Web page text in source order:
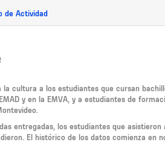
de Actividad
cultura a los estudiantes que cursan
y en la EMVA, y a estudiantes de
entregadas, los estudiantes que asistieron
El histórico de los datos comienza en